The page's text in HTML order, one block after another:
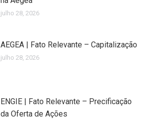
julho 28, 2026
AEGEA | Fato Relevante – Capitalização
julho 28, 2026
ENGIE | Fato Relevante – Precificação
da Oferta de Ações